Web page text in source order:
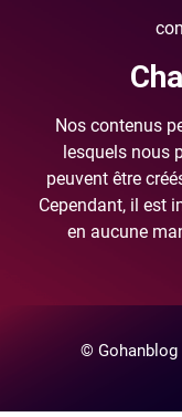
Nos contenus
lesquels nous
peuvent être
Cependant, il est
en aucune
© Gohanblog